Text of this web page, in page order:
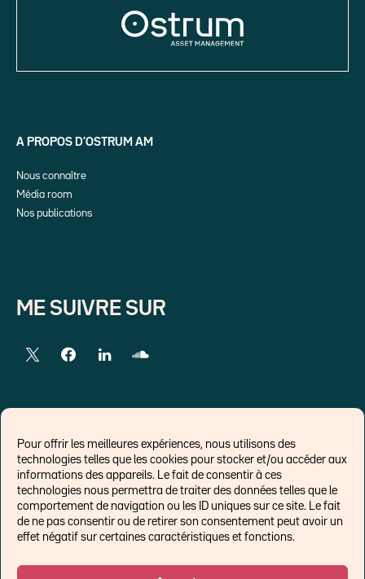
Pour offrir les meilleures expériences, nous utilisons des
technologies telles que les cookies pour stocker et/ou accéder aux
informations des appareils. Le fait de consentir à ces
technologies nous permettra de traiter des données telles que le
comportement de navigation ou les ID uniques sur ce site. Le fait
de ne pas consentir ou de retirer son consentement peut avoir un
effet négatif sur certaines caractéristiques et fonctions.
A PROPOS D’OSTRUM AM
Nous connaître
Média room
Nos publications
ME SUIVRE SUR
LIENS EXTERNES
Chroniques pour Forbes
Economistes
Think tank
Politique de cookies (UE)